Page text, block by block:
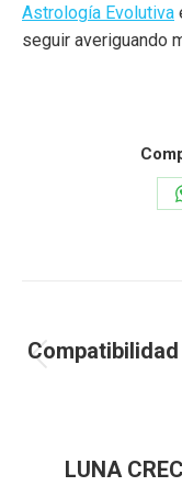
Astrología Evolutiva
seguir averiguando
entre
LUNA